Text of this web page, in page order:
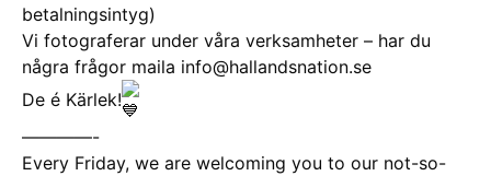
betalningsintyg)
Vi fotograferar under våra verksamheter – har du
några frågor maila info@hallandsnation.se
De é Kärlek!
————-
Every Friday, we are welcoming you to our not-so-